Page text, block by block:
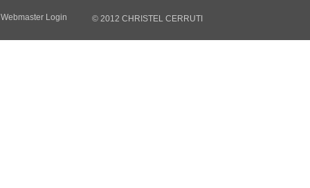
Webmaster Login © 2012 CHRISTEL CERRUTI